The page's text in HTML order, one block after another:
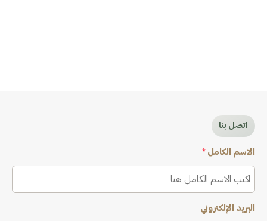
اتصل بنا
الاسم الكامل *
البريد الإلكتروني